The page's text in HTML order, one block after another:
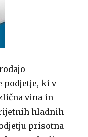
podjetje, ki v
vina in
hladnih
prisotna